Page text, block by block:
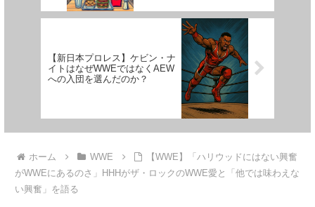
【新日本プロレス】ケビン・ナ
イトはなぜWWEではなくAEW
への入団を選んだのか？
ホーム WWE
【WWE】「ハリウッドにはない興奮
がWWEにあるのさ」HHHがザ・ロックのWWE愛と「他では味わえな
い興奮」を語る